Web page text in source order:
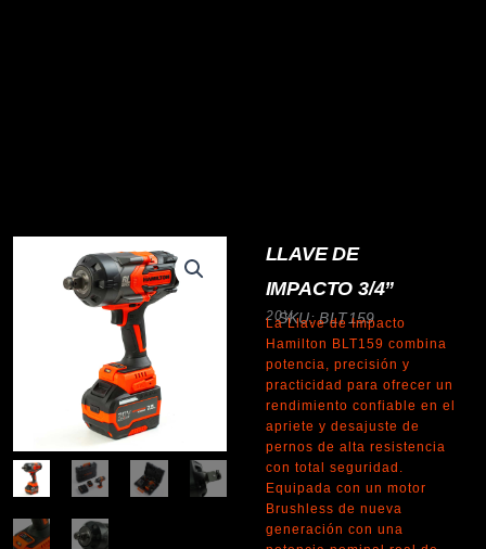
LLAVE DE
IMPACTO 3/4”
SKU: BLT159
20V
La Llave de Impacto
Hamilton BLT159 combina
potencia, precisión y
practicidad para ofrecer un
rendimiento confiable en el
apriete y desajuste de
pernos de alta resistencia
con total seguridad.
Equipada con un motor
Brushless de nueva
generación con una